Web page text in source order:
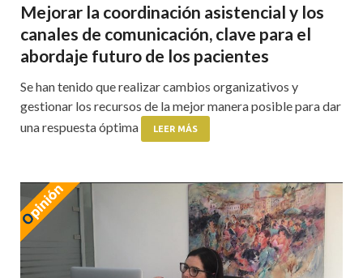
Mejorar la coordinación asistencial y los
canales de comunicación, clave para el
abordaje futuro de los pacientes
Se han tenido que realizar cambios organizativos y
gestionar los recursos de la mejor manera posible para dar
una respuesta óptima
LEER MÁS